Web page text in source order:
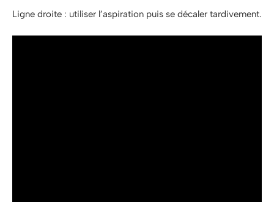
Ligne droite : utiliser l’aspiration puis se décaler tardivement.